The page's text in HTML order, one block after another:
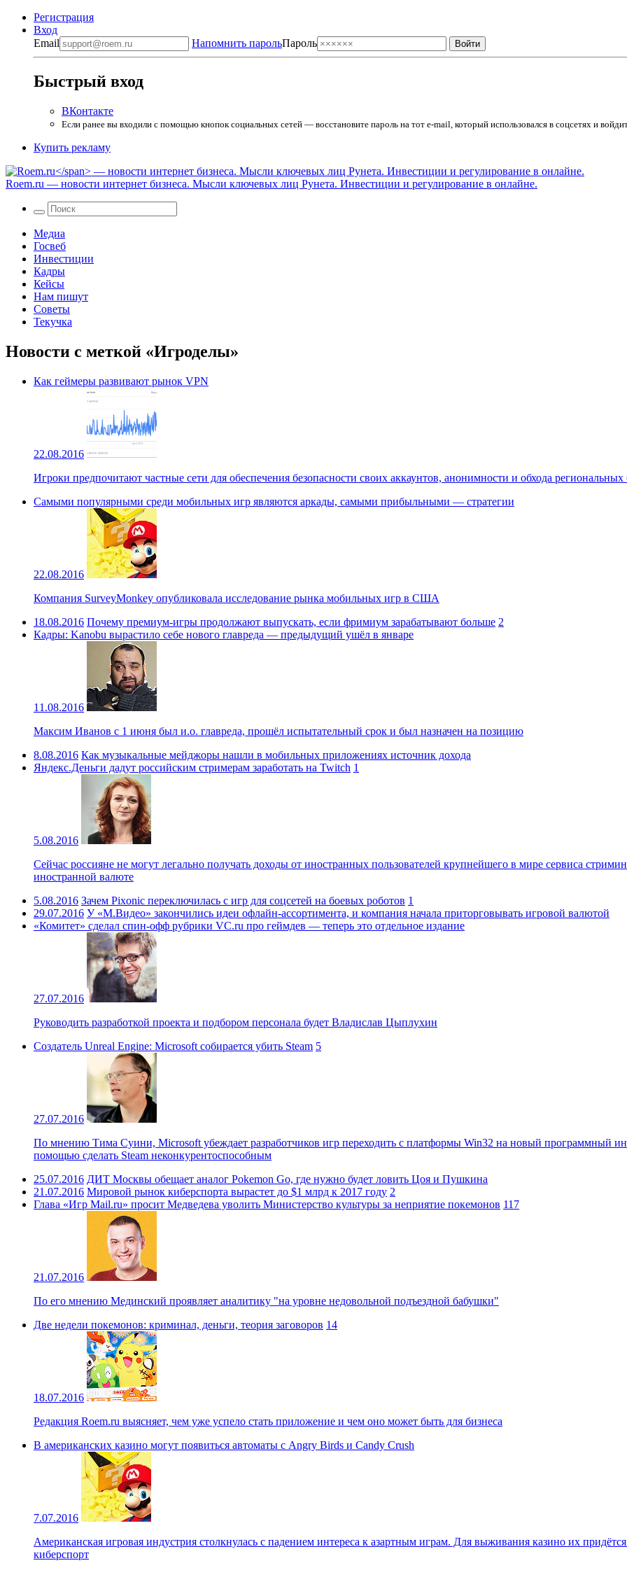
Регистрация
Вход
Email
Напомнить парольПароль
Быстрый вход
ВКонтакте
Если ранее вы входили с помощью кнопок социальных сетей — восстановите пароль на тот e-mail, который использовался в соцсетях и
Купить рекламу
Roem.ru — новости интернет бизнеса. Мысли ключевых лиц Рунета. Инвестиции и регулирование в онлайне.
Медиа
Госвеб
Инвестиции
Кадры
Кейсы
Нам пишут
Советы
Текучка
Новости с меткой «Игроделы»
Как геймеры развивают рынок VPN
22.08.2016
Игроки предпочитают частные сети для обеспечения безопасности своих аккаунтов, анонимности и обхода
Cамыми популярными среди мобильных игр являются аркады, самыми прибыльными — стратегии
22.08.2016
Компания SurveyMonkey опубликовала исследование рынка мобильных игр в США
18.08.2016 Почему премиум-игры продолжают выпускать, если фримиум зарабатывают больше 2
Кадры: Kanobu вырастило себе нового главреда — предыдущий ушёл в январе
11.08.2016
Максим Иванов с 1 июня был и.о. главреда, прошёл испытательный срок и был назначен на позицию
8.08.2016 Как музыкальные мейджоры нашли в мобильных приложениях источник дохода
Яндекс.Деньги дадут российским стримерам заработать на Twitch 1
5.08.2016
Сейчас россияне не могут легально получать доходы от иностранных пользователей крупнейшего в мире сервиса
иностранной валюте
5.08.2016 Зачем Pixonic переключилась с игр для соцсетей на боевых роботов 1
29.07.2016 У «М.Видео» закончились идеи офлайн-ассортимента, и компания начала приторговывать игровой валютой
«Комитет» сделал спин-офф рубрики VC.ru про геймдев — теперь это отдельное издание
27.07.2016
Руководить разработкой проекта и подбором персонала будет Владислав Цыплухин
Создатель Unreal Engine: Microsoft собирается убить Steam 5
27.07.2016
По мнению Тима Суини, Microsoft убеждает разработчиков игр переходить с платформы Win32 на новый программный
помощью сделать Steam неконкурентоспособным
25.07.2016 ДИТ Москвы обещает аналог Pokemon Go, где нужно будет ловить Цоя и Пушкина
21.07.2016 Мировой рынок киберспорта вырастет до $1 млрд к 2017 году 2
Глава «Игр Mail.ru» просит Медведева уволить Министерство культуры за неприятие покемонов 117
21.07.2016
По его мнению Мединский проявляет аналитику "на уровне недовольной подъездной бабушки"
Две недели покемонов: криминал, деньги, теория заговоров 14
18.07.2016
Редакция Roem.ru выясняет, чем уже успело стать приложение и чем оно может быть для бизнеса
В американских казино могут появиться автоматы с Angry Birds и Candy Crush
7.07.2016
Американская игровая индустрия столкнулась с падением интереса к азартным играм. Для выживания казино их
киберспорт